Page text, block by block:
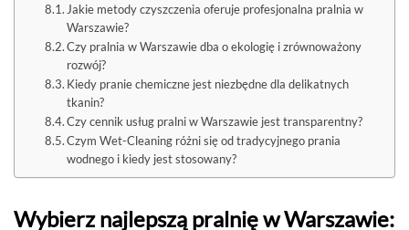
Jakie metody czyszczenia oferuje profesjonalna pralnia w
Warszawie?
Czy pralnia w Warszawie dba o ekologię i zrównoważony
rozwój?
Kiedy pranie chemiczne jest niezbędne dla delikatnych
tkanin?
Czy cennik usług pralni w Warszawie jest transparentny?
Czym Wet-Cleaning różni się od tradycyjnego prania
wodnego i kiedy jest stosowany?
Wybierz najlepszą pralnię w Warszawie: